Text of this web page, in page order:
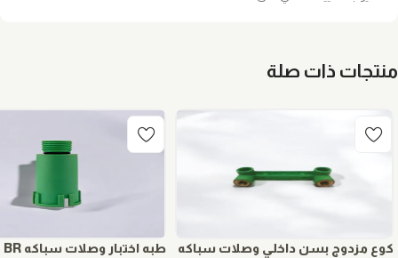
منتجات ذات صلة
كوع مزدوج بسن داخلي وصلات سباكه
طبه اختبار وصلات سباكه BR